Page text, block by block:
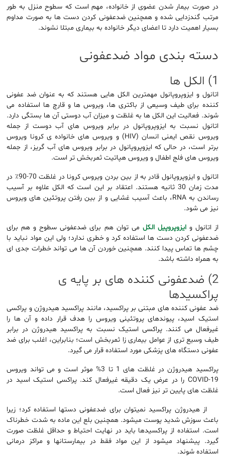
در صورت بیمار شدن عضوی از خانواده، مهم است که سطوح منزل به طور
مرتب گندزدایی شده و همچنین ضدعفونی کردن دست ها به صورت مداوم
بسیار اهمیت دارد تا اعضای دیگر خانواده به بیماری مبتلا نشوند.
دسته بندی مواد ضدعفونی
1) الکل ها
اتانول و ایزوپروپانول مهمترین الکل هایی هستند که به عنوان ضد عفونی
کننده برای طیف وسیعی از باکتری ها، ویروس ها و قارچ ها استفاده می
شوند. فعالیت این الکل ها به غلظت و میزان آب دوستی آن ها بستگی دارد.
اتانول نسبت به ایزوپروپانول در برابر ویروس های آب دوست از جمله
ویروس نقص ایمنی انسان (HIV) و ویروس های خانواده ی کرونا ویروس
برتر است، در حالی که ایزوپروپانول در برابر ویروس های آب گریز، از جمله
ویروس های فلج اطفال و ویروس هپاتیت ثمربخش تر است.
اتانول و ایزوپروپانول قادر به از بین بردن ویروس کرونا در غلظت 70-90٪ در
مدت زمان 30 ثانیه هستند. اعتقاد بر این است که الکل علاوه بر آسیب
رساندن به RNA، باعث آسیب غشایی و از بین رفتن پروتئین های ویروس
نیز می شود.
از اتانول وایزوپروپیل الکل می توان هم برای ضدعفونی سطوح و هم برای
ضدعفونی کردن دست ها استفاده کرد و خطری ندارد؛ ولی این مواد نباید با
چشم ها تماس پیدا کنند. همچنین خوردن آن ها می تواند خطرات جدی ای
به همراه داشته باشد.
2) ضدعفونی کننده های بر پایه ی
پراکسیدها
ضد عفونی کننده های مبتنی بر پراکسید، مانند پراکسید هیدروژن و پراکسی
استیک اسید، پیوندهای پروتئینی ویروس را هدف قرار داده و آن ها را
غیرفعال می کنند. پراکسی استیک نسبت به پراکسید هیدروژن در برابر
طیف وسیع تری از عوامل بیماری زا ثمربخش است؛ بنابراین، اغلب برای ضد
عفونی دستگاه های پزشکی مورد استفاده قرار می گیرد.
پراکسید هیدروژن در غلظت های 1 تا 3% موثر است و می تواند ویروس
COVID-19 را در عرض یک دقیقه غیرفعال کند. پراکسی استیک اسید در
غلظت های پایین تر نیز فعال است.
از هیدروژن ­پراکسید نمی­توان برای ضدعفونی دست­ها استفاده کرد؛ زیرا
باعث سوزش شدید پوست می­شود. همچنین بلع این ماده به شدت خطرناک
است. استفاده از پراکسیدها باید در نهایت احتیاط و حداقل غلظت صورت
گیرد. پیشنهاد می­شود از این مواد فقط در بیمارستان­ها و مراکز درمانی
استفاده شوند.